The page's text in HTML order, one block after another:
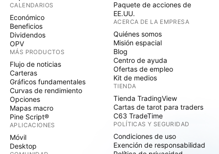
CALENDARIOS
Económico
Beneficios
Dividendos
OPV
MÁS PRODUCTOS
Flujo de noticias
Carteras
Gráficos fundamentales
Curvas de rendimiento
Opciones
Mapas macro
Pine Script®
APLICACIONES
Móvil
Desktop
Paquete de acciones de
EE.UU.
ACERCA DE LA EMPRESA
Quiénes somos
Misión espacial
Blog
Centro de ayuda
Ofertas de empleo
Kit de medios
TIENDA
Tienda TradingView
Cartas de tarot para traders
C63 TradeTime
POLÍTICAS Y SEGURIDAD
Condiciones de uso
Exención de responsabilidad